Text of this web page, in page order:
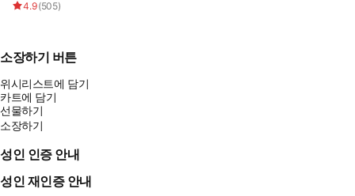
4.9(505)
소장하기 버튼
위시리스트에 담기
카트에 담기
선물하기
소장하기
성인 인증 안내
성인 재인증 안내